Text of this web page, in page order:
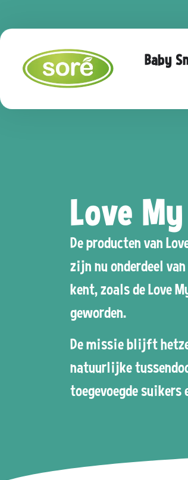
Baby
Love my
Love
De producten van
zijn nu onderdeel
kent, zoals de Love
geworden.
De missie blijft
natuurlijke
toegevoegde suikers